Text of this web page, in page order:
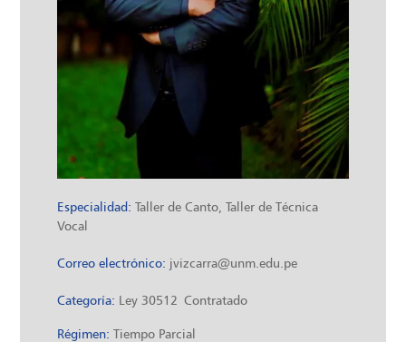
Especialidad: Taller de Canto, Taller de Técnica
Vocal
Correo electrónico: jvizcarra@unm.edu.pe
Categoría: Ley 30512 Contratado
Régimen: Tiempo Parcial